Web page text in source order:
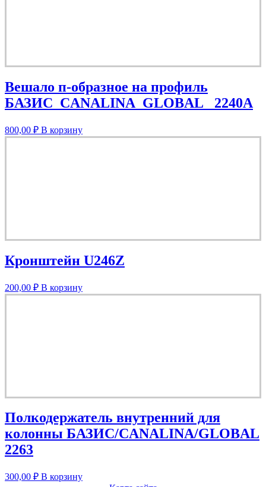
Вешало п-образное на профиль
БАЗИС_CANALINA_GLOBAL_ 2240А
800,00 ₽ В корзину
Кронштейн U246Z
200,00 ₽ В корзину
Полкодержатель внутренний для
колонны БАЗИС/CANALINA/GLOBAL
2263
300,00 ₽ В корзину